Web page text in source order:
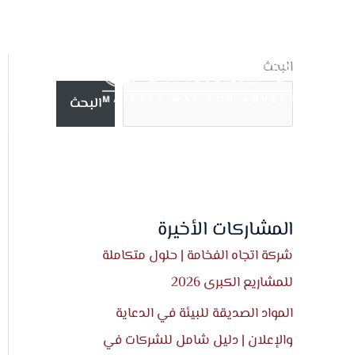
البحث
البحث
المشاركات الأخيرة
شركة اتجاه الفخامة | حلول متكاملة
للمشاريع الكبرى 2026
المواد الصديقة للبيئة في الدعاية
والإعلان | دليل شامل للشركات في